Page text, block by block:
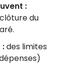
:
du
:des limites